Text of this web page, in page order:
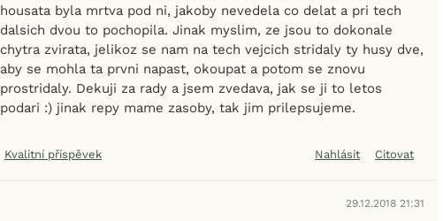
housata byla mrtva pod ni, jakoby nevedela co delat a pri tech
dalsich dvou to pochopila. Jinak myslim, ze jsou to dokonale
chytra zvirata, jelikoz se nam na tech vejcich stridaly ty husy dve,
aby se mohla ta prvni napast, okoupat a potom se znovu
prostridaly. Dekuji za rady a jsem zvedava, jak se ji to letos
podari :) jinak repy mame zasoby, tak jim prilepsujeme.
Kvalitní příspěvek Nahlásit Citovat
29.12.2018 21:31